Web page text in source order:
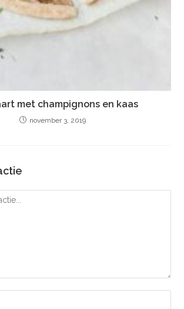
met champignons en kaas
november 3, 2019